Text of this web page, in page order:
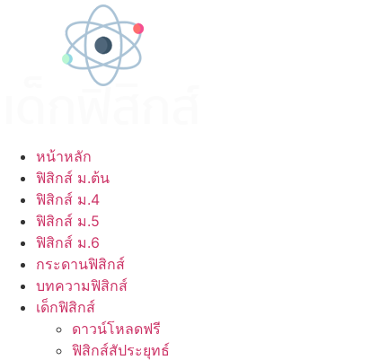
หน้าหลัก
ฟิสิกส์ ม.ต้น
ฟิสิกส์ ม.4
ฟิสิกส์ ม.5
ฟิสิกส์ ม.6
กระดานฟิสิกส์
บทความฟิสิกส์
เด็กฟิสิกส์
ดาวน์โหลดฟรี
ฟิสิกส์สัประยุทธ์